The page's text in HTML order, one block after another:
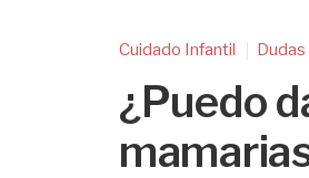
Cuidado Infantil Dudas
¿Puedo